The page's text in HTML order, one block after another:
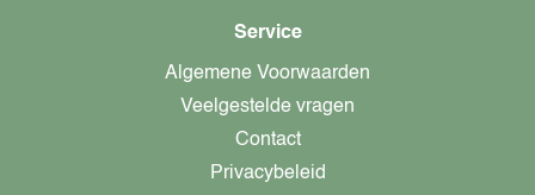
Service
Algemene Voorwaarden
Veelgestelde vragen
Contact
Privacybeleid